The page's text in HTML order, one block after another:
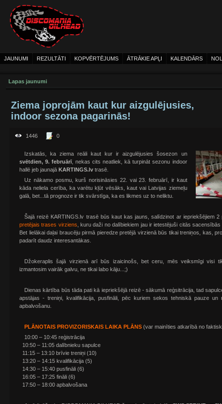
JAUNUMI REZULTĀTI KOPVĒRTĒJUMS ĀTRĀKIE APĻI KALENDĀRS
Lapas jaunumi
Ziema joprojām kaut kur aizgulējusies,
indoor sezona pagarinās!
1446 0
Izskatās, ka ziema reāli kaut kur ir aizgulējusies šosezon un
svētdien, 9. februārī, nekas cits neatliek, kā turpināt sezonu indoor
hallē jeb jaunajā KARTINGS.lv trasē.
Uz nākamo posmu, kurš norisināsies 22. vai 23. februārī, ir kaut
kāda neliela cerība, ka varētu kļūt vēsāks, kaut vai Latvijas ziemeļu
galā, bet...tā prognoze ir tik svārstīga, ka es likmes uz to neliktu.
Šajā reizē KARTINGS.lv trasē būs kaut kas jauns, salīdzinot ar iepriekšējiem
pretējais trases virziens , kuru daži no dalībiekiem jau ir ietestējuši citās
Bet lielākai daļai braucēju pirmā pieredze pretējā virzienā būs tikai treniņos, kas,
padarīt daudz interesantākas.
Džokeraplis šajā virzienā arī būs izaicinošs, bet ceru, mēs veiksmīgi visi
izmantosim vairāk galvu, ne tikai labo kāju...;)
Dienas kārtība būs tāda pati kā iepriekšējā reizē - sākumā reģsitrācija, tad
apstājas - treniņi, kvalifikācija, pusfināli, pēc kuriem sekos tehniskā pauze un
apbalvošanu.
PLĀNOTAIS PROVIZORISKAIS LAIKA PLĀNS (var mainīties atkarībā no
10:00 – 10:45 reģistrācija
10:50 – 11:05 dalībnieku sapulce
11:15 – 13:10 brīvie treniņi (10)
13:20 – 14:15 kvalifikācija (5)
14:30 – 15:40 pusfināli (6)
16:05 – 17:25 fināli (6)
17:50 – 18:00 apbalvošana